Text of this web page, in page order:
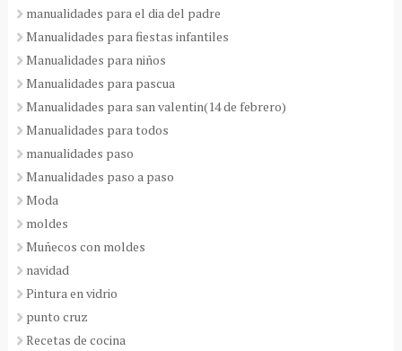
manualidades para el dia del padre
Manualidades para fiestas infantiles
Manualidades para niños
Manualidades para pascua
Manualidades para san valentin(14 de febrero)
Manualidades para todos
manualidades paso
Manualidades paso a paso
Moda
moldes
Muñecos con moldes
navidad
Pintura en vidrio
punto cruz
Recetas de cocina